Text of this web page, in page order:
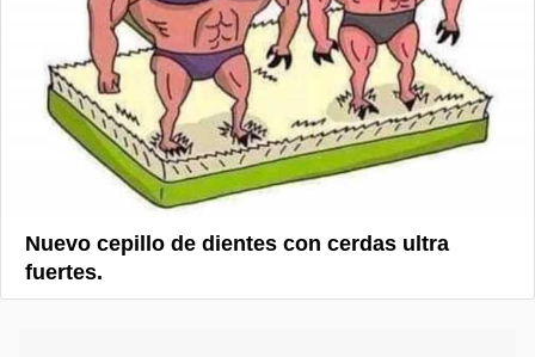
Nuevo cepillo de dientes con cerdas ultra
fuertes.